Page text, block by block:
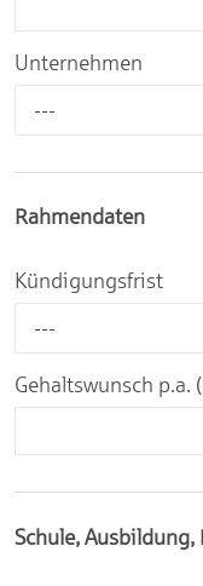
Unternehmen
---
Rahmendaten
Kündigungsfrist
---
Gehaltswunsch p.a.
Schule, Ausbildung,